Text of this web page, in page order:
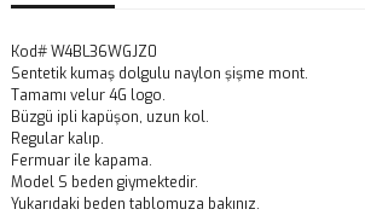
Kod# W4BL36WGJZ0
Sentetik kumaş dolgulu naylon şişme mont.
Tamamı velur 4G logo.
Büzgü ipli kapüşon, uzun kol.
Regular kalıp.
Fermuar ile kapama.
Model S beden giymektedir.
Yukarıdaki beden tablomuza bakınız.